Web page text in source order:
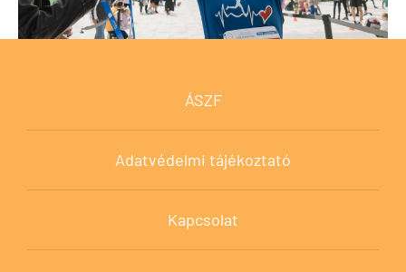
ÁSZF
Adatvédelmi tájékoztató
Kapcsolat